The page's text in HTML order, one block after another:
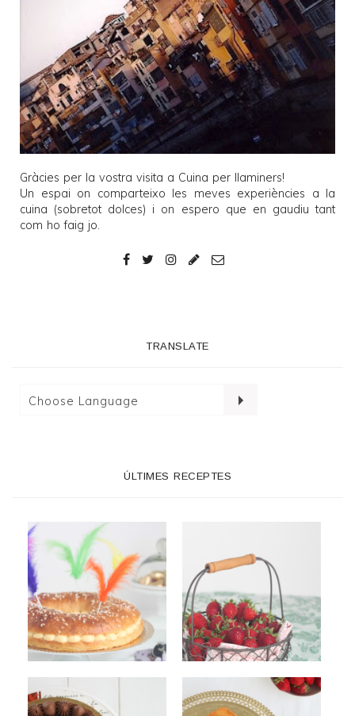
Gràcies per la vostra visita a Cuina per llaminers!
Un espai on comparteixo les meves experiències a la
cuina (sobretot dolces) i on espero que en gaudiu tant
com ho faig jo.
TRANSLATE
ÚLTIMES RECEPTES